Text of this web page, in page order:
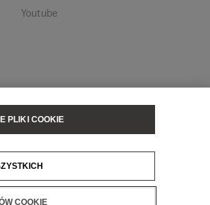
Youtube
Metsä Wood
COOKIE
PLIKI COOKIE